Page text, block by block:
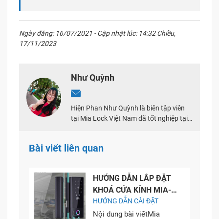
Ngày đăng: 16/07/2021 - Cập nhật lúc: 14:32 Chiều,
17/11/2023
Như Quỳnh
Hiện Phan Như Quỳnh là biên tập viên
tại Mia Lock Việt Nam đã tốt nghiệp tại
về biên tập viên, đặc biệt về mảng khóa
Bài viết liên quan
HƯỚNG DẪN LẮP ĐẶT
KHOÁ CỬA KÍNH MIA-
GLCS1
HƯỚNG DẪN CÀI ĐẶT
Nội dung bài viếtMia